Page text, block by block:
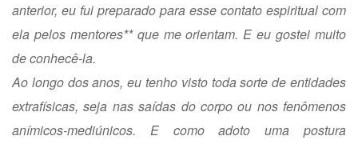
anterior, eu fui preparado para esse contato espiritual com
ela pelos mentores** que me orientam. E eu gostei muito
de conhecê-la.
Ao longo dos anos, eu tenho visto toda sorte de entidades
extrafísicas, seja nas saídas do corpo ou nos fenômenos
anímicos-mediúnicos. E como adoto uma postura